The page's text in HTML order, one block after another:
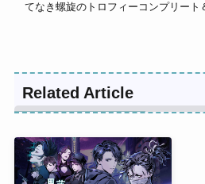
てなき螺旋のトロフィーコンプリート
Related Article